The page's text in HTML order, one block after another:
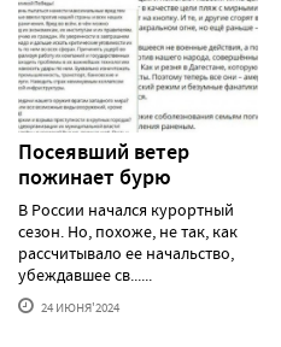
Посеявший ветер
пожинает бурю
В России начался курортный
сезон. Но, похоже, не так, как
рассчитывало ее начальство,
убеждавшее св......
24 ИЮНЯ'2024